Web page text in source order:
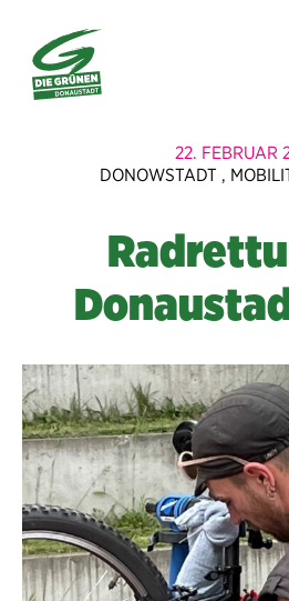
22. FEBRUAR
DONOWSTADT ,